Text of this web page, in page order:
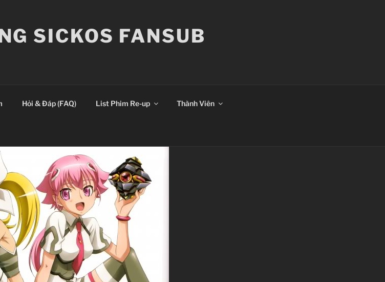
SICKOS FANSUB
Hỏi & Đáp (FAQ) List Phim Re-up Thành Viên